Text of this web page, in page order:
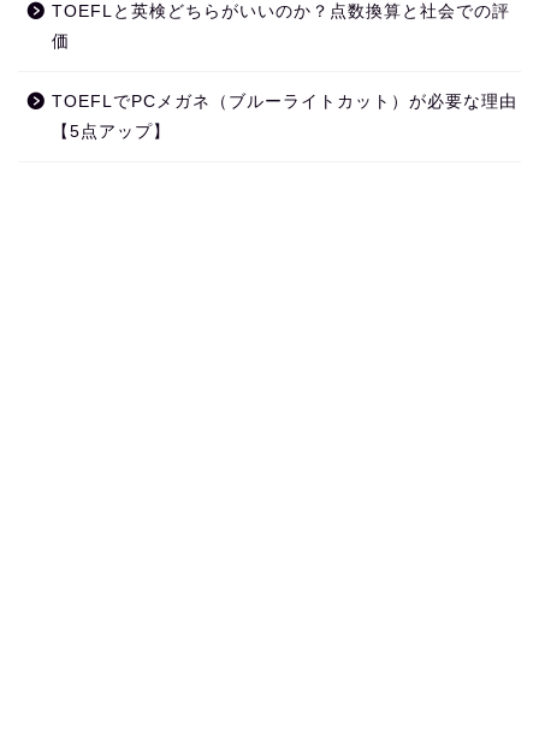
TOEFLと英検どちらがいいのか？点数換算と社会での評
価
TOEFLでPCメガネ（ブルーライトカット）が必要な理由
【5点アップ】